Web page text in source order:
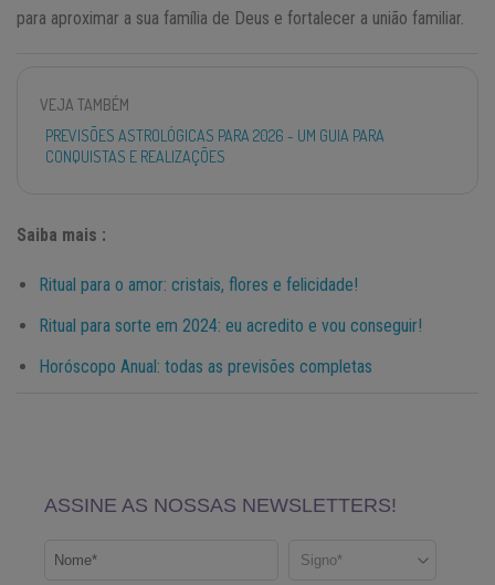
para aproximar a sua família de Deus e fortalecer a união familiar.
VEJA TAMBÉM
PREVISÕES ASTROLÓGICAS PARA 2026 - UM GUIA PARA
CONQUISTAS E REALIZAÇÕES
Saiba mais :
Ritual para o amor: cristais, flores e felicidade!
Ritual para sorte em 2024: eu acredito e vou conseguir!
Horóscopo Anual: todas as previsões completas